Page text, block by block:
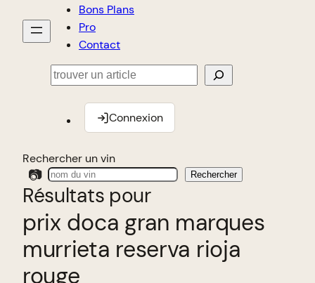
Bons Plans
Pro
Contact
Rechercher
Connexion
Rechercher un vin
📷 Rechercher
Résultats pour
prix doca gran marques
murrieta reserva rioja
rouge